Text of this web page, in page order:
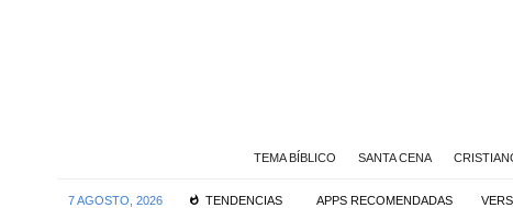
TEMA BÍBLICO SANTA CENA
7 AGOSTO, 2026 TENDENCIAS APPS RECOMENDADAS